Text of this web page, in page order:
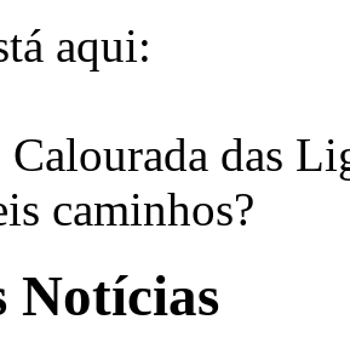
aqui:
das
caminhos?
Notícias